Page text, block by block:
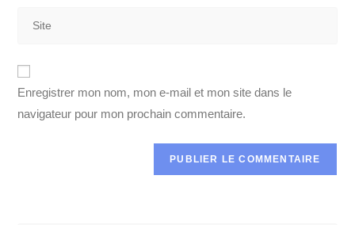
Enregistrer mon nom, mon e-mail et mon site dans le
navigateur pour mon prochain commentaire.